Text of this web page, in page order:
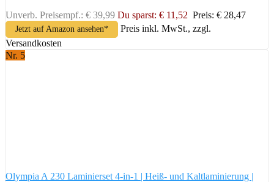
Unverb. Preisempf.: € 39,99 Du sparst: € 11,52 Preis: € 28,47
Jetzt auf Amazon ansehen*
Preis inkl. MwSt., zzgl.
Versandkosten
Nr. 5
Olympia A 230 Laminierset 4-in-1 | Heiß- und Kaltlaminierung |